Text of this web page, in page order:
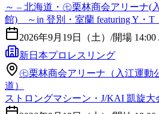
～ – 北海道・㊆栗林商会アリーナ(
館) ～in 登別・室蘭 featuring Y・T
2026年9月19日（土） /開場 14:00
新日本プロレスリング
㊆栗林商会アリーナ（入江運動
道）
ストロングマシーン・J/KAI 凱旋大